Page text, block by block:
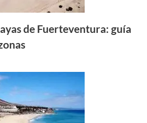
de Fuerteventura: guía